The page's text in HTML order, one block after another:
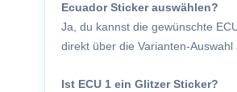
Ecuador Sticker auswählen?
Ja, du kannst die gewünschte
direkt über die Varianten-Auswahl
Ist ECU 1 ein Glitzer Sticker?